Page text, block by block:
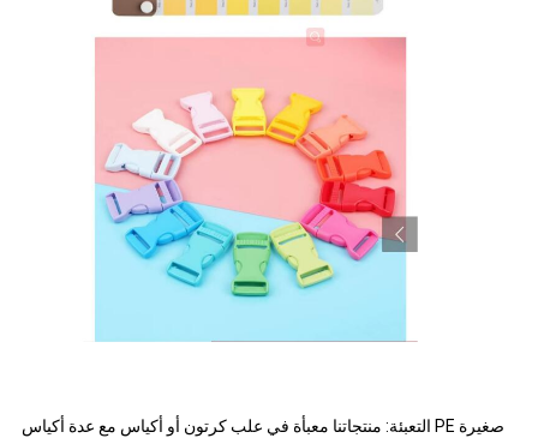
التعبئة: منتجاتنا معبأة في علب كرتون أو أكياس مع عدة أكياس PE صغيرة